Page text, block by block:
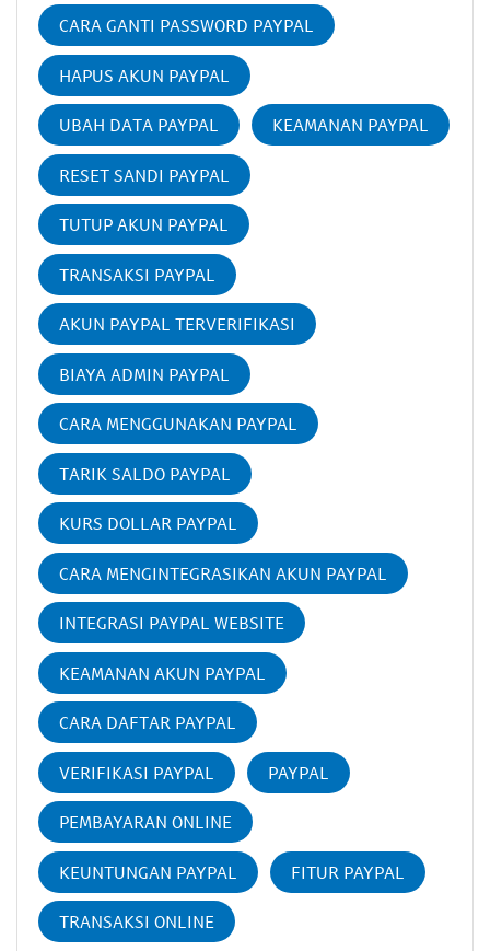
CARA GANTI PASSWORD PAYPAL
HAPUS AKUN PAYPAL
UBAH DATA PAYPAL KEAMANAN PAYPAL
RESET SANDI PAYPAL
TUTUP AKUN PAYPAL
TRANSAKSI PAYPAL
AKUN PAYPAL TERVERIFIKASI
BIAYA ADMIN PAYPAL
CARA MENGGUNAKAN PAYPAL
TARIK SALDO PAYPAL
KURS DOLLAR PAYPAL
CARA MENGINTEGRASIKAN AKUN PAYPAL
INTEGRASI PAYPAL WEBSITE
KEAMANAN AKUN PAYPAL
CARA DAFTAR PAYPAL
VERIFIKASI PAYPAL PAYPAL
PEMBAYARAN ONLINE
KEUNTUNGAN PAYPAL FITUR PAYPAL
TRANSAKSI ONLINE